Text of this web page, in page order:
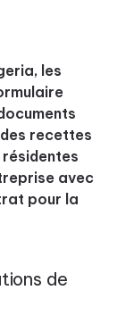
les
recettes
avec
pour la
de